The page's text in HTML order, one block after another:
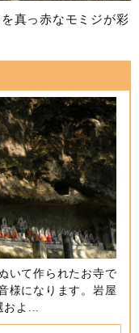
真っ赤なモミジが彩
いて作られたお寺で
様になります。岩屋
およ...